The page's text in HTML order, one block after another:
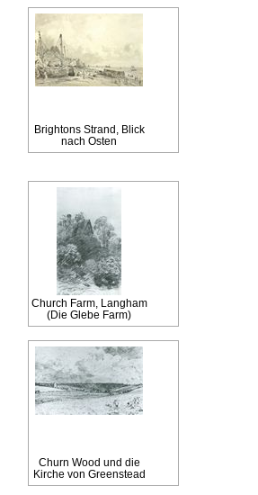
Brightons Strand, Blick
nach Osten
Church Farm, Langham
(Die Glebe Farm)
Churn Wood und die
Kirche von Greenstead